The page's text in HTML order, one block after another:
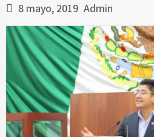
8 mayo, 2019 Admin